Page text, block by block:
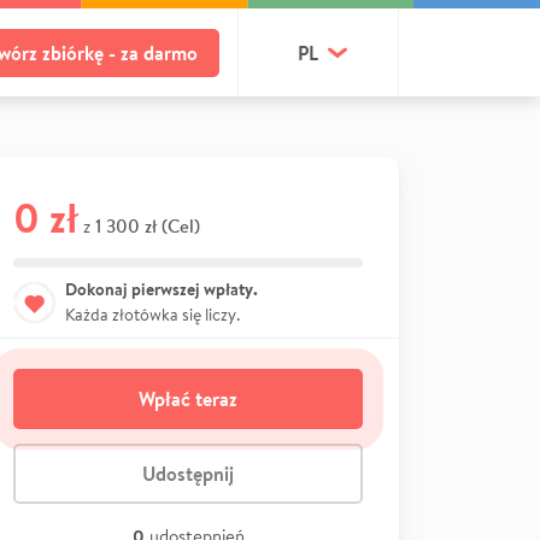
zbiórkę - za darmo PL
0 zł z 1 300 zł (Cel)
Dokonaj pierwszej wpłaty.
Każda złotówka się liczy.
Wpłać teraz
Udostępnij